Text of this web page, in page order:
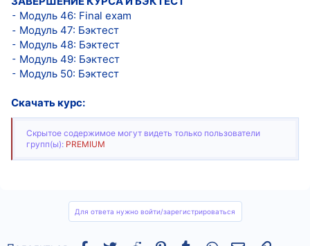
⁃ Модуль 46: Final exam
⁃ Модуль 47: Бэктест
⁃ Модуль 48: Бэктест
⁃ Модуль 49: Бэктест
⁃ Модуль 50: Бэктест
Скачать курс:
Скрытое содержимое могут видеть только пользователи
групп(ы): PREMIUM
Для ответа нужно войти/зарегистрироваться